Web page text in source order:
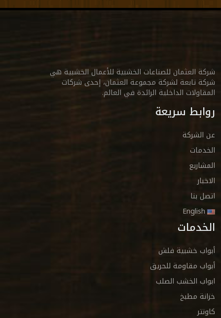
شركة العثمان للصناعات الخشبية للأعمال الخشبية هي
شركة تابعة لشركة مجموعة العثمان، إحدى شركات
المقاولات الداخلية الرائدة في العالم.
روابط سريعة
عن الشركة
الخدمات
المشاريع
الاخبار
اتصل بنا
English
الخدمات
أبواب خشبية فلش
أبواب مقاومة للحريق
ابواب الخشب الصلب
خزانة مطبخ
كاونتر